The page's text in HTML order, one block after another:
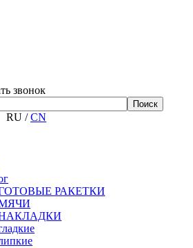
звонок
RU /CN
РАКЕТКИ